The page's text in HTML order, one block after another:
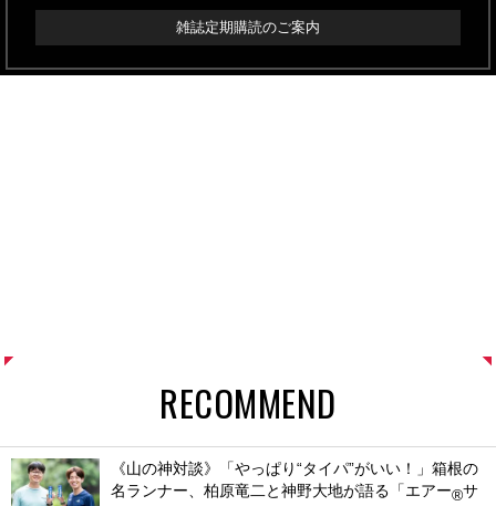
雑誌定期購読のご案内
RECOMMEND
《山の神対談》「やっぱり“タイパ”がいい！」箱根の
名ランナー、柏原竜二と神野大地が語る「エアー®サ